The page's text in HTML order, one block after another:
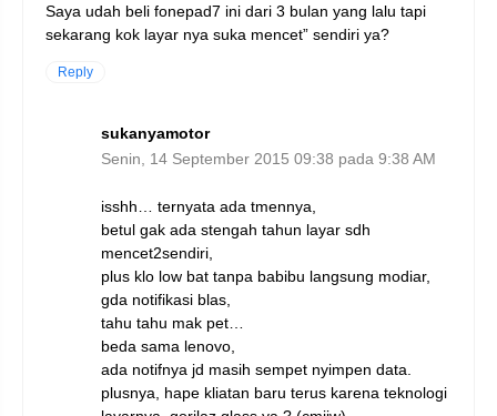
Saya udah beli fonepad7 ini dari 3 bulan yang lalu tapi
sekarang kok layar nya suka mencet” sendiri ya?
Reply
sukanyamotor
Senin, 14 September 2015 09:38 pada 9:38 AM
isshh… ternyata ada tmennya,
betul gak ada stengah tahun layar sdh
mencet2sendiri,
plus klo low bat tanpa babibu langsung modiar,
gda notifikasi blas,
tahu tahu mak pet…
beda sama lenovo,
ada notifnya jd masih sempet nyimpen data.
plusnya, hape kliatan baru terus karena teknologi